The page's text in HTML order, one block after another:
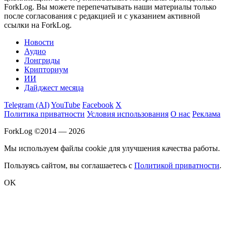
ForkLog. Вы можете перепечатывать наши материалы только
после согласования с редакцией и с указанием активной
ссылки на ForkLog.
Новости
Аудио
Лонгриды
Крипториум
ИИ
Дайджест месяца
Telegram (AI)YouTube Facebook X
Политика приватности Условия использования О нас Реклама
ForkLog ©2014 — 2026
Мы используем файлы cookie для улучшения качества работы.
Пользуясь сайтом, вы соглашаетесь с Политикой приватности.
OK